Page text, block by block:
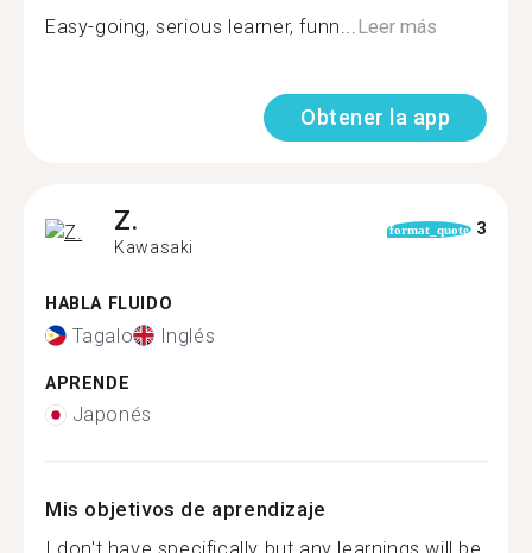
Easy-going, serious learner, funn...Leer más
Obtener la app
Z.
Kawasaki
format_quote 3
HABLA FLUIDO
Tagalo Inglés
APRENDE
Japonés
Mis objetivos de aprendizaje